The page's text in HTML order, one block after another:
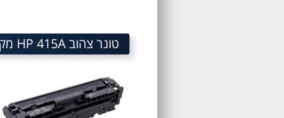
טונר צהוב HP 415A מק"ט HP 415A Yellow Toner cartridge HP W2032A